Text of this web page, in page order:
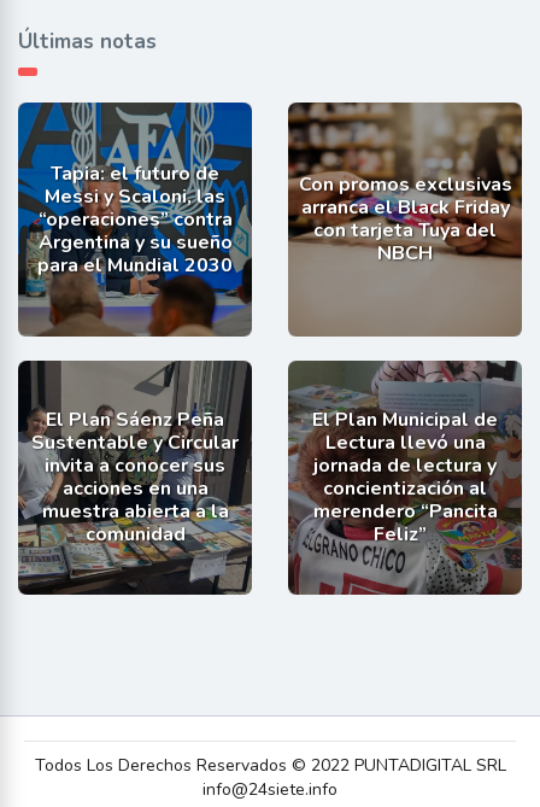
Últimas notas
Tapia: el futuro de
Messi y Scaloni, las
“operaciones” contra
Argentina y su sueño
para el Mundial 2030
Con promos exclusivas
arranca el Black Friday
con tarjeta Tuya del
NBCH
El Plan Sáenz Peña
Sustentable y Circular
invita a conocer sus
acciones en una
muestra abierta a la
comunidad
El Plan Municipal de
Lectura llevó una
jornada de lectura y
concientización al
merendero “Pancita
Feliz”
Todos Los Derechos Reservados © 2022 PUNTADIGITAL SRL
info@24siete.info